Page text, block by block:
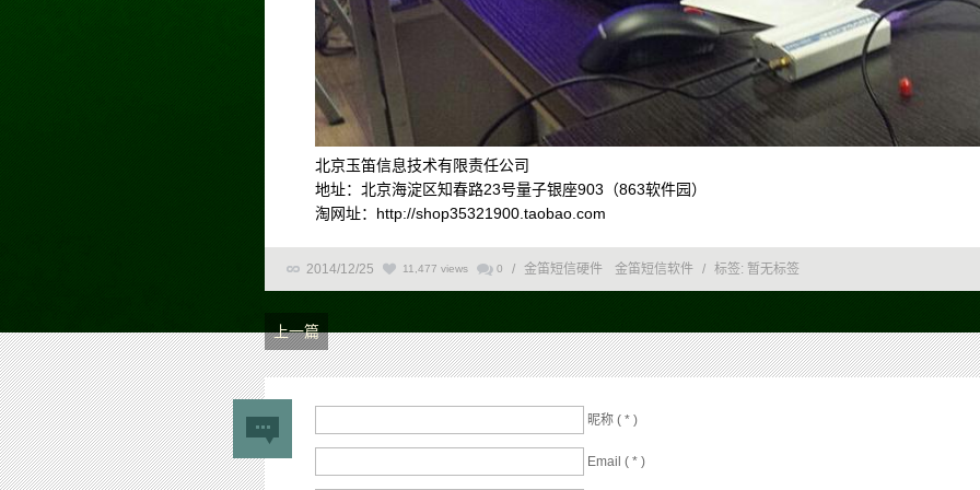
北京玉笛信息技术有限责任公司
地址：北京海淀区知春路23号量子银座903（863软件园）
淘网址：http://shop35321900.taobao.com
2014/12/25 11,477 views 0 / 金笛短信硬件 金笛短信软件 / 标签: 暂无标签
上一篇
昵称 ( *)
Email ( *)